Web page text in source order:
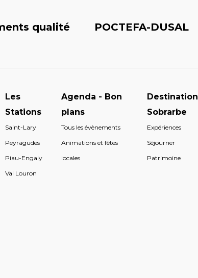
qualité POCTEFA-DUSAL
Les
Stations
Saint-Lary
Peyragudes
Piau-Engaly
Val Louron
Agenda - Bon
plans
Tous les évènements
Animations et fêtes
locales
Destination
Sobrarbe
Expériences
Séjourner
Patrimoine